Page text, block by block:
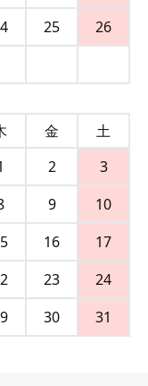
25
26
金
土
2
3
9
10
16
17
23
24
30 31